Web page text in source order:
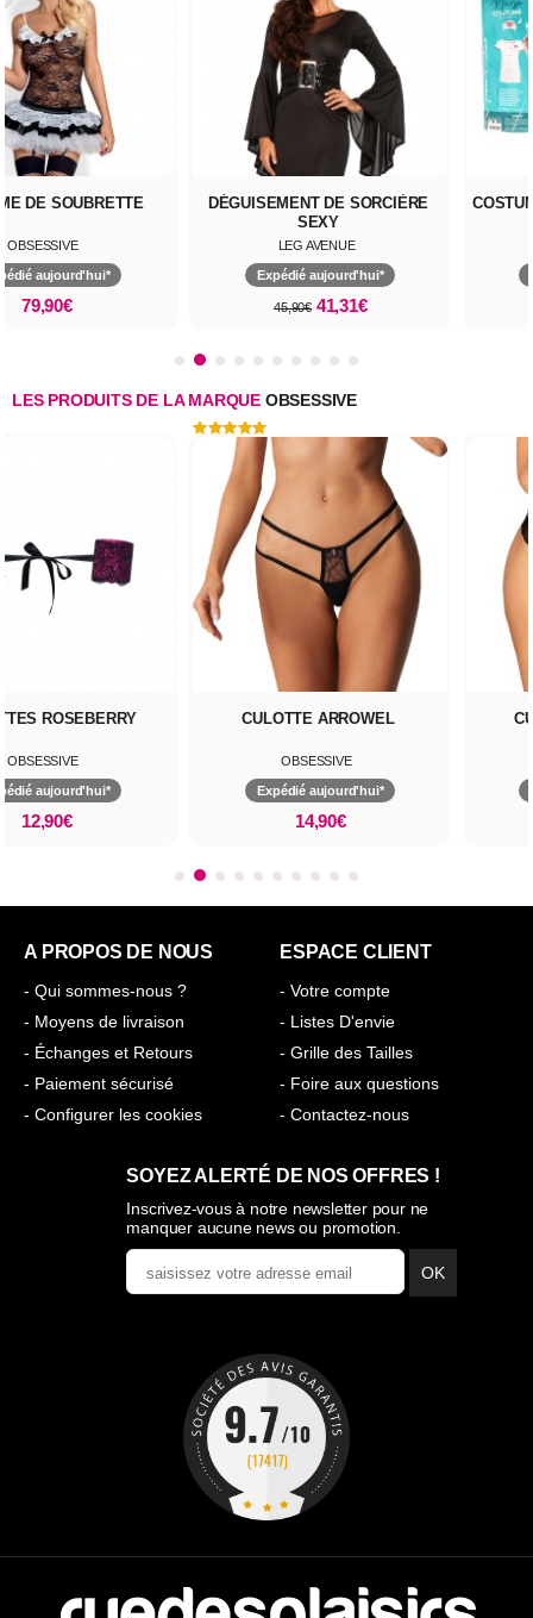
DE SOUBRETTE
OBSESSIVE
aujourd'hui*
79,90€
DÉGUISEMENT DE SORCIÈRE
SEXY
LEG AVENUE
Expédié aujourd'hui*
45,90€ 41,31€
LES PRODUITS DE LA MARQUE OBSESSIVE
ROSEBERRY
OBSESSIVE
aujourd'hui*
12,90€
CULOTTE ARROWEL
OBSESSIVE
Expédié aujourd'hui*
14,90€
A PROPOS DE NOUS
- Qui sommes-nous ?
- Moyens de livraison
- Échanges et Retours
- Paiement sécurisé
- Configurer les cookies
ESPACE CLIENT
- Votre compte
- Listes D'envie
- Grille des Tailles
- Foire aux questions
- Contactez-nous
SOYEZ ALERTÉ DE NOS OFFRES !
Inscrivez-vous à notre newsletter pour ne
manquer aucune news ou promotion.
OK